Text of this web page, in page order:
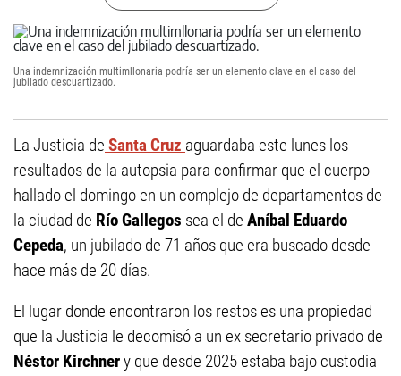
Una indemnización multimllonaria podría ser un elemento clave en el caso del
jubilado descuartizado.
La Justicia de Santa Cruz aguardaba este lunes los
resultados de la autopsia para confirmar que el cuerpo
hallado el domingo en un complejo de departamentos de
la ciudad de Río Gallegos sea el de Aníbal Eduardo
Cepeda, un jubilado de 71 años que era buscado desde
hace más de 20 días.
El lugar donde encontraron los restos es una propiedad
que la Justicia le decomisó a un ex secretario privado de
Néstor Kirchnery que desde 2025 estaba bajo custodia